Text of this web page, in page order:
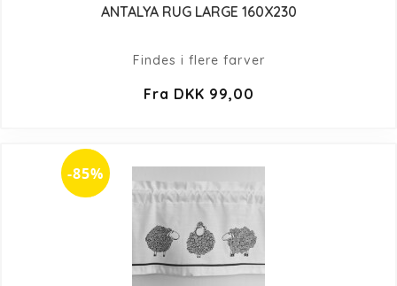
ANTALYA RUG LARGE 160X230
Findes i flere farver
Fra DKK 99,00
-85%